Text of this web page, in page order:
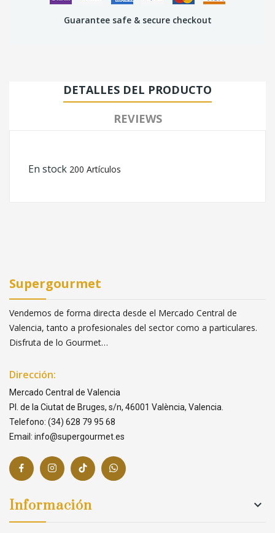
Guarantee safe & secure checkout
DETALLES DEL PRODUCTO
REVIEWS
En stock 200 Artículos
Supergourmet
Vendemos de forma directa desde el Mercado Central de
Valencia, tanto a profesionales del sector como a particulares.
Disfruta de lo Gourmet…
Dirección:
Mercado Central de Valencia
Pl. de la Ciutat de Bruges, s/n, 46001 València, Valencia.
Telefono: (34) 628 79 95 68
Email: info@supergourmet.es
Información 